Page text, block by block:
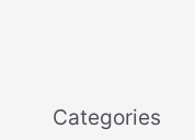
Categories